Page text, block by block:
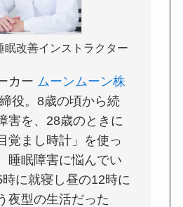
眠改善インストラクター
カー ムーンムーン株
役。8歳の頃から続
害を、28歳のときに
覚まし時計」を使っ
睡眠障害に悩んでい
に就寝し昼の12時に
夜型の生活だった